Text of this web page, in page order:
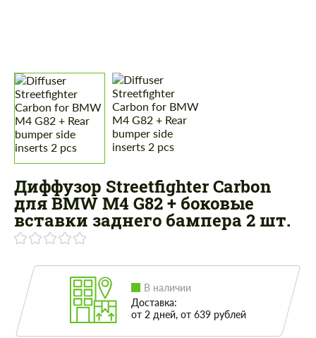
Диффузор Streetfighter Carbon
для BMW M4 G82 + боковые
вставки заднего бампера 2 шт.
В наличии
Доставка:
от 2 дней, от 639 рублей